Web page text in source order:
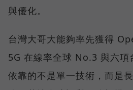
與優化。
台灣大哥大能夠率先獲得
5G 在線率全球 No.3 與六項
依靠的不是單一技術，而是